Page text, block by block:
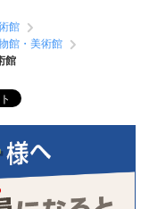
館
館・美術館
館